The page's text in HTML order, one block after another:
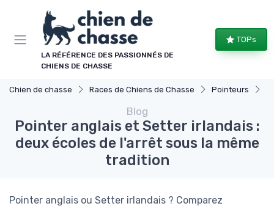
LA RÉFÉRENCE DES PASSIONNÉS DE
CHIENS DE CHASSE
TOPs
Chien de chasse Races de Chiens de Chasse Pointeurs
Blog
Pointer anglais et Setter irlandais :
deux écoles de l'arrêt sous la même
tradition
Pointer anglais ou Setter irlandais ? Comparez
Panneau de gestion des cookies